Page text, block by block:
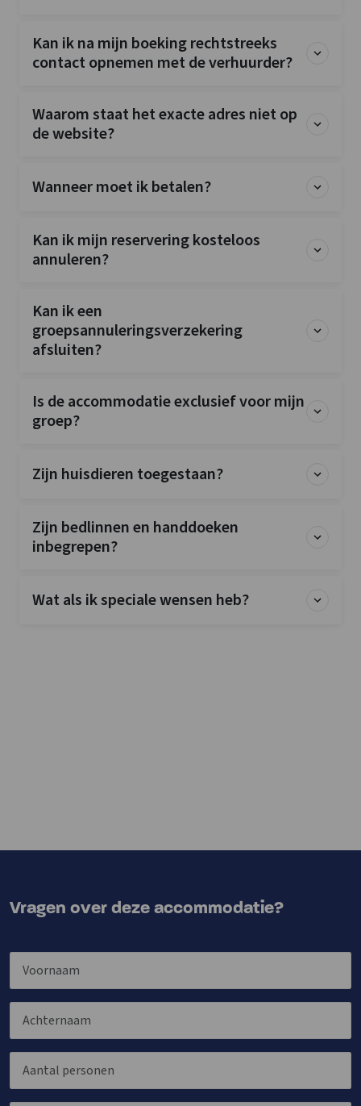
Kan ik na mijn boeking rechtstreeks
contact opnemen met de verhuurder?
Waarom staat het exacte adres niet op
de website?
Wanneer moet ik betalen?
Kan ik mijn reservering kosteloos
annuleren?
Kan ik een
groepsannuleringsverzekering
afsluiten?
Is de accommodatie exclusief voor mijn
groep?
Zijn huisdieren toegestaan?
Zijn bedlinnen en handdoeken
inbegrepen?
Wat als ik speciale wensen heb?
Vragen over deze accommodatie?